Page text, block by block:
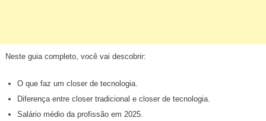
Neste guia completo, você vai descobrir:
O que faz um closer de tecnologia.
Diferença entre closer tradicional e closer de tecnologia.
Salário médio da profissão em 2025.